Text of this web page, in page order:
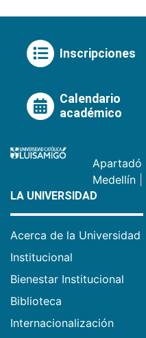
Inscripciones
Calendario
académico
Apartadó
Medellín
LA UNIVERSIDAD
Acerca de la Universidad
Institucional
Bienestar Institucional
Biblioteca
Internacionalización